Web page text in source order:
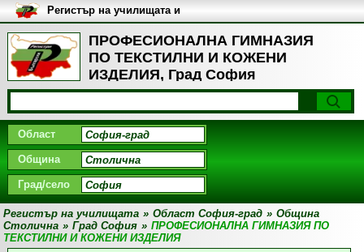
ПРОФЕСИОНАЛНА ГИМНАЗИЯ
ПО ТЕКСТИЛНИ И КОЖЕНИ
ИЗДЕЛИЯ, Град София
Регистър на училищата и
университетите в България
Област
Община
Град/село
Регистър на училищата » Област София-град » Община
Столична » Град София » ПРОФЕСИОНАЛНА ГИМНАЗИЯ ПО
ТЕКСТИЛНИ И КОЖЕНИ ИЗДЕЛИЯ